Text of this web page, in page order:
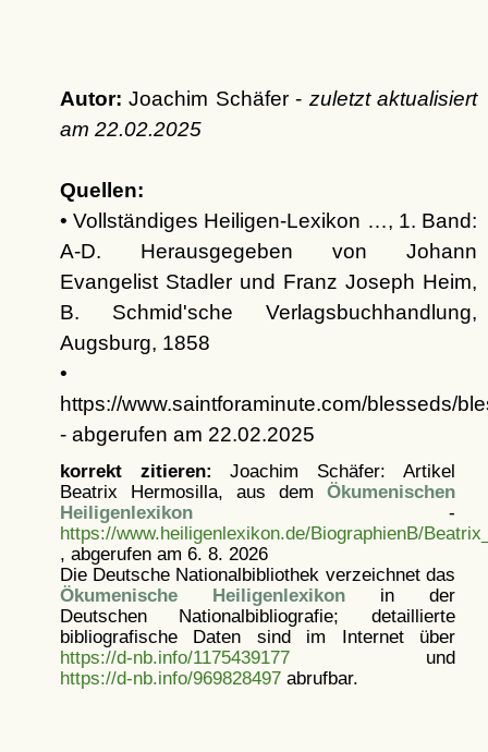
Autor: Joachim Schäfer - zuletzt aktualisiert
am 22.02.2025
Quellen:
• Vollständiges Heiligen-Lexikon …, 1. Band:
A-D. Herausgegeben von Johann
Evangelist Stadler und Franz Joseph Heim,
B. Schmid'sche Verlagsbuchhandlung,
Augsburg, 1858
•
https://www.saintforaminute.com/blesseds/
- abgerufen am 22.02.2025
korrekt zitieren: Joachim Schäfer: Artikel
Beatrix Hermosilla, aus dem Ökumenischen
Heiligenlexikon-
https://www.heiligenlexikon.de/BiographienB/
, abgerufen am 6. 8. 2026
Die Deutsche Nationalbibliothek verzeichnet das
Ökumenische Heiligenlexikonin der
Deutschen Nationalbibliografie; detaillierte
bibliografische Daten sind im Internet über
https://d-nb.info/1175439177und
https://d-nb.info/969828497abrufbar.